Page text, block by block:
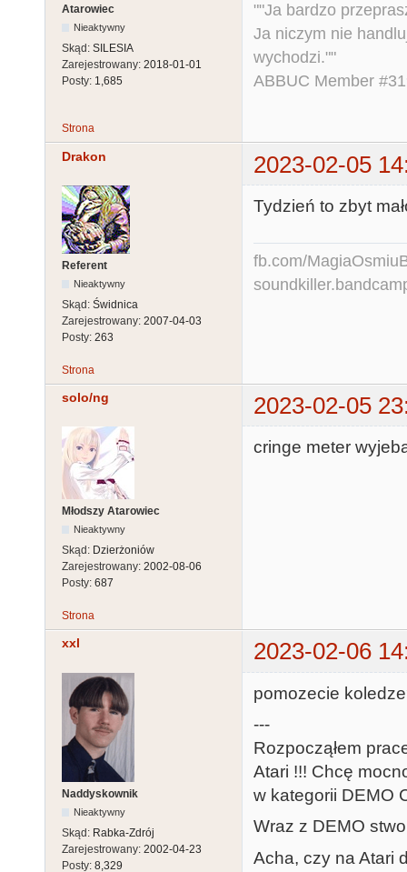
Atarowiec
Nieaktywny
Skąd: SILESIA
Zarejestrowany: 2018-01-01
Posty: 1,685
""Ja bardzo
Ja niczym nie
wychodzi.""
ABBUC Member
Strona
Drakon 2023-02-05
Referent
Nieaktywny
Skąd: Świdnica
Zarejestrowany: 2007-04-03
Posty: 263
Tydzień to zbyt
fb.com/
Strona
solo/ng 2023-02-05
Młodszy Atarowiec
Nieaktywny
Skąd: Dzierżoniów
Zarejestrowany: 2002-08-06
Posty: 687
cringe meter
Strona
xxl 2023-02-06
Naddyskownik
Nieaktywny
Skąd: Rabka-Zdrój
Zarejestrowany: 2002-04-23
Posty: 8,329
pomozecie
---
Rozpocząłem
Atari !!! Chcę
w kategorii DEMO
Wraz z DEMO
Acha, czy na Atari